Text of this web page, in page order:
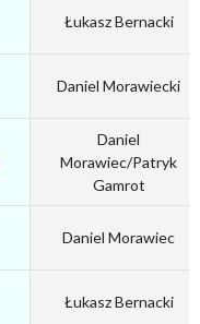
Łukasz Bernacki
Daniel Morawiecki
Daniel
Morawiec/Patryk
Gamrot
Daniel Morawiec
Łukasz Bernacki